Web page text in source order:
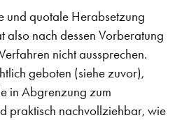
und quotale Herabsetzung
also nach dessen Vorberatung
nicht aussprechen.
geboten (siehe zuvor),
in Abgrenzung zum
praktisch nachvollziehbar, wie